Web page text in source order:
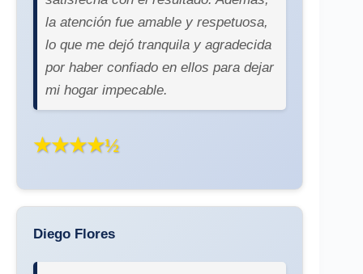
la atención fue amable y respetuosa,
lo que me dejó tranquila y agradecida
por haber confiado en ellos para dejar
mi hogar impecable.
★★★★½
Diego Flores